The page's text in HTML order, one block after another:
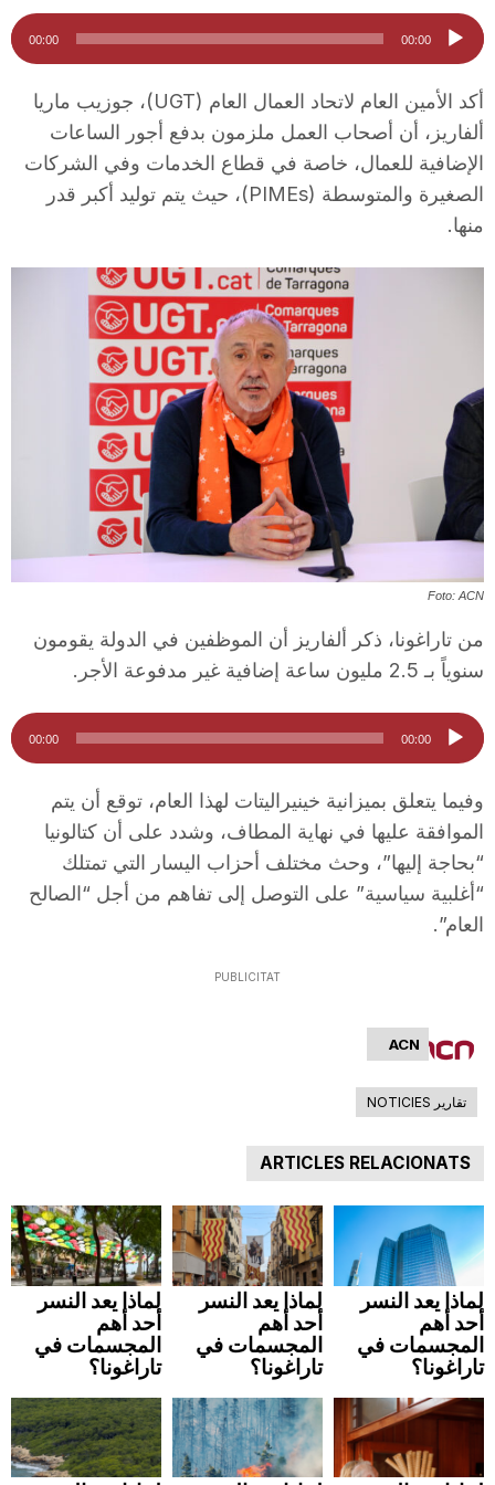
t
r
a
g
a
مشغل
الصوت
00:00
00:00
أكد الأمين العام لاتحاد العمال العام (UGT)، جوزيب ماريا
ألفاريز، أن أصحاب العمل ملزمون بدفع أجور الساعات
الإضافية للعمال، خاصة في قطاع الخدمات وفي الشركات
الصغيرة والمتوسطة (PIMEs)، حيث يتم توليد أكبر قدر
منها.
Foto: ACN
من تاراغونا، ذكر ألفاريز أن الموظفين في الدولة يقومون
سنوياً بـ 2.5 مليون ساعة إضافية غير مدفوعة الأجر.
مشغل
الصوت
00:00
00:00
وفيما يتعلق بميزانية خينيراليتات لهذا العام، توقع أن يتم
الموافقة عليها في نهاية المطاف، وشدد على أن كتالونيا
“بحاجة إليها”، وحث مختلف أحزاب اليسار التي تمتلك
“أغلبية سياسية” على التوصل إلى تفاهم من أجل “الصالح
العام”.
PUBLICITAT
ACN
تقارير NOTICIES
ARTICLES RELACIONATS
لماذا يعد النسر
أحد أهم
المجسمات في
تاراغونا؟
لماذا يعد النسر
أحد أهم
المجسمات في
تاراغونا؟
لماذا يعد النسر
أحد أهم
المجسمات في
تاراغونا؟